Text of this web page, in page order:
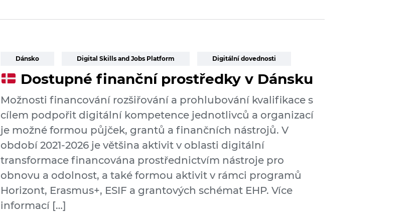
Dánsko Digital Skills and Jobs Platform Digitální dovednosti
Dostupné finanční prostředky v Dánsku
Možnosti financování rozšiřování a prohlubování kvalifikace s
cílem podpořit digitální kompetence jednotlivců a organizací
je možné formou půjček, grantů a finančních nástrojů. V
období 2021-2026 je většina aktivit v oblasti digitální
transformace financována prostřednictvím nástroje pro
obnovu a odolnost, a také formou aktivit v rámci programů
Horizont, Erasmus+, ESIF a grantových schémat EHP. Více
informací […]